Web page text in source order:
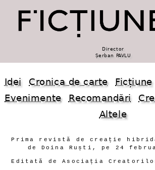
Director
Șerban PAVLU
Idei Cronica de carte Ficțiune
Evenimente
Recomandări
Altele
Prima revistă de creație
de Doina Ruști, pe 24
Editată de Asociația